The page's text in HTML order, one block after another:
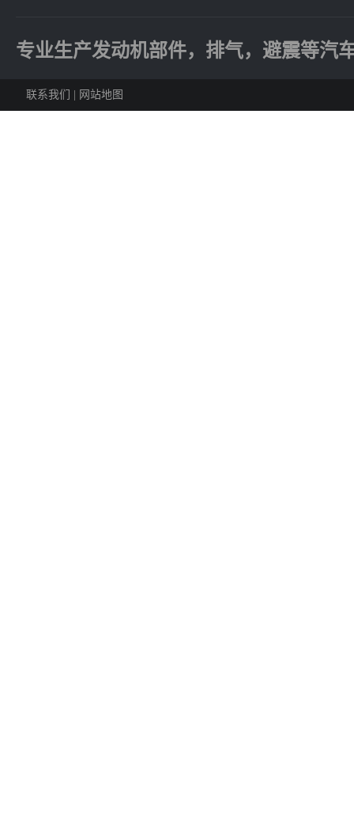
专业生产发动机部件，排气，避震等汽
联系我们 网站地图